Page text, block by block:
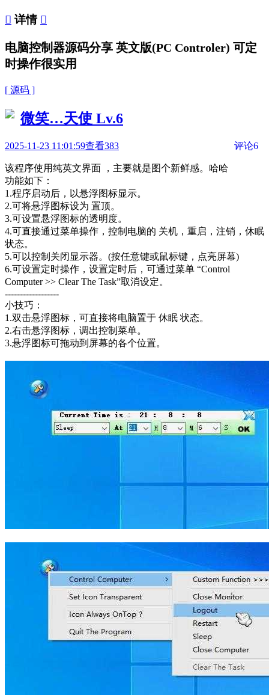
 详情 
电脑控制器源码分享 英文版(PC Controler) 可定
时操作很实用
[ 源码 ]
微笑…天使 Lv.6
2025-11-23 11:01:59查看383 评论6
该程序使用纯英文界面 ，主要就是图个新鲜感。哈哈
功能如下：
1.程序启动后，以悬浮图标显示。
2.可将悬浮图标设为 置顶。
3.可设置悬浮图标的透明度。
4.可直接通过菜单操作，控制电脑的 关机，重启，注销，休眠
状态。
5.可以控制关闭显示器。(按任意键或鼠标键，点亮屏幕)
6.可设置定时操作，设置定时后，可通过菜单 “Control
Computer >> Clear The Task”取消设定。
------------------
小技巧：
1.双击悬浮图标，可直接将电脑置于 休眠 状态。
2.右击悬浮图标，调出控制菜单。
3.悬浮图标可拖动到屏幕的各个位置。